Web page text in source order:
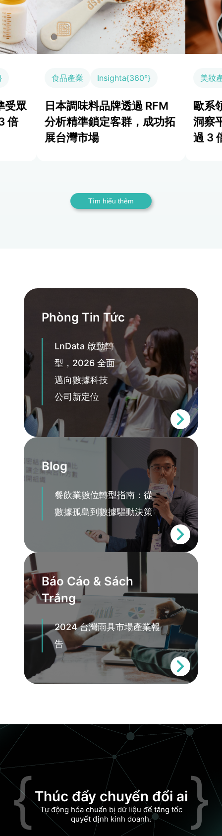
受眾
倍
食品產業 Insighta{360°}
日本調味料品牌透過 RFM
分析精準鎖定客群，成功拓
展台灣市場
美妝
歐系
洞察
過 3
Tìm hiểu thêm
Phòng Tin Tức
LnData 啟動轉
型，2026 全面
邁向數據科技
公司新定位
Blog
餐飲業數位轉型指南：從
數據孤島到數據驅動決策
Báo Cáo & Sách
Trắng
2024 台灣雨具市場產業報
告
{Thúc đẩy chuyển đổi ai
Tự động hóa chuẩn bị dữ liệu để tăng tốc
quyết định kinh doanh.
}